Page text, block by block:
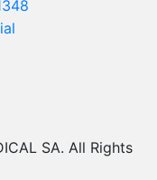
SA. All Rights